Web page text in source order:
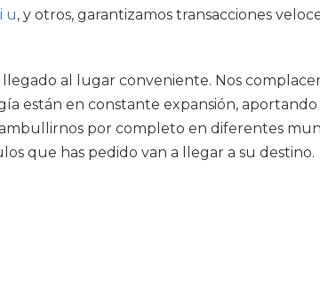
u, y otros, garantizamos transacciones
al lugar conveniente. Nos
están en constante expansión,
por completo en diferentes
que has pedido van a llegar a su destino.